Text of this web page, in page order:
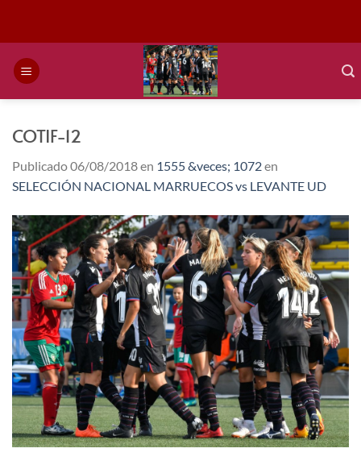
COTIF-12
Publicado06/08/2018en 1555 &veces; 1072en
SELECCIÓN NACIONAL MARRUECOS vs LEVANTE UD